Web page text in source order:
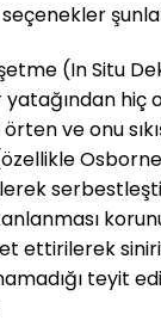
(In Situ
hiç
ve onu
ettirilerek
teyit